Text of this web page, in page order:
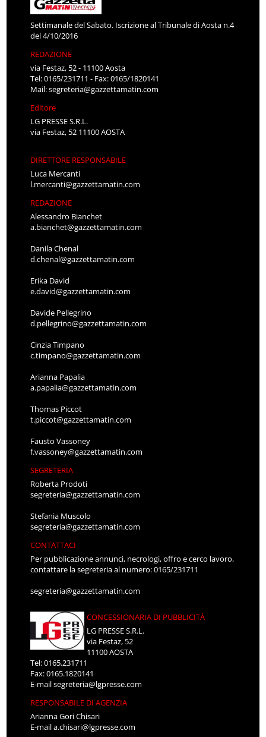
Settimanale del Sabato. Iscrizione al Tribunale di Aosta n.4
del 4/10/2016
REDAZIONE
via Festaz, 52 - 11100 Aosta
Tel: 0165/231711 - Fax: 0165/1820141
Mail:segreteria@gazzettamatin.com
Editore
LG PRESSE S.R.L.
via Festaz, 52 11100 AOSTA
DIRETTORE RESPONSABILE
Luca Mercanti
l.mercanti@gazzettamatin.com
REDAZIONE
Alessandro Bianchet
a.bianchet@gazzettamatin.com
Danila Chenal
d.chenal@gazzettamatin.com
Erika David
e.david@gazzettamatin.com
Davide Pellegrino
d.pellegrino@gazzettamatin.com
Cinzia Timpano
c.timpano@gazzettamatin.com
Arianna Papalia
a.papalia@gazzettamatin.com
Thomas Piccot
t.piccot@gazzettamatin.com
Fausto Vassoney
f.vassoney@gazzettamatin.com
SEGRETERIA
Roberta Prodoti
segreteria@gazzettamatin.com
Stefania Muscolo
segreteria@gazzettamatin.com
CONTATTACI
Per pubblicazione annunci, necrologi, offro e cerco lavoro,
contattare la segreteria al numero: 0165/231711
segreteria@gazzettamatin.com
CONCESSIONARIA DI PUBBLICITÀ
LG PRESSE S.R.L.
via Festaz, 52
11100 AOSTA
Tel: 0165.231711
Fax: 0165.1820141
E-mailsegreteria@lgpresse.com
RESPONSABILE DI AGENZIA
Arianna Gori Chisari
E-maila.chisari@lgpresse.com